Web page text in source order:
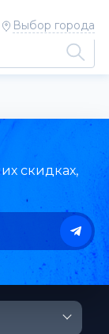
Выбор города
скидках,